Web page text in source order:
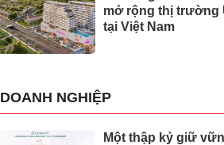
mở rộng thị trường
tại Việt Nam
DOANH NGHIỆP
Một thập kỷ giữ